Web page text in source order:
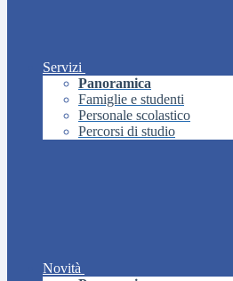
Servizi
Panoramica
Famiglie e studenti
Personale scolastico
Percorsi di studio
Novità